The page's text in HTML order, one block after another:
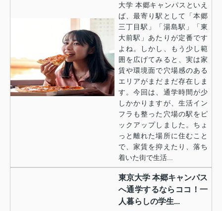
大学 本郷キャンパスといえ
ば、最寄り駅として「本郷
三丁目駅」「湯島駅」「東
大前駅」あたりが定番です
よね。しかし、もう少し範
囲を広げてみると、実は家
賃や環境面で穴場感のある
エリアがまだまだ存在しま
す。今回は、通学時間が少
しかかりますが、生活イン
フラも整った穴場の駅をピ
ックアップしました。ちょ
っと離れた場所に住むこと
で、家賃を抑えたり、落ち
着いた街で生活...
東京大学 本郷キャンパス
へ通学するならココ！一
人暮らしの学生...